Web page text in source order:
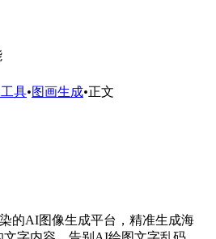
具•图画生成•正文
的AI图像生成平台，精准生成海